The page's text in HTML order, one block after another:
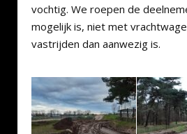
vochtig. We roepen de
mogelijk is, niet met
vastrijden dan aanwezig is.